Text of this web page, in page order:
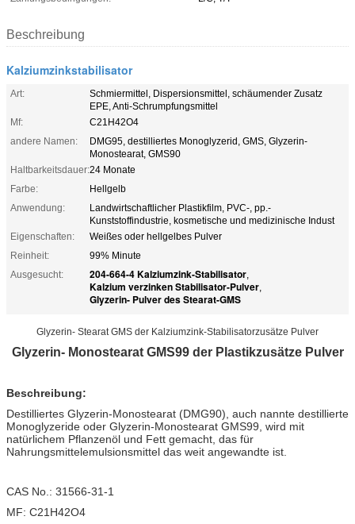
Beschreibung
Kalziumzinkstabilisator
Art:
Schmiermittel, Dispersionsmittel, schäumender Zusatz
EPE, Anti-Schrumpfungsmittel
Mf:
C21H42O4
andere Namen:
DMG95, destilliertes Monoglyzerid, GMS, Glyzerin-
Monostearat, GMS90
Haltbarkeitsdauer:24 Monate
Farbe:
Hellgelb
Anwendung:
Landwirtschaftlicher Plastikfilm, PVC-, pp.-
Kunststoffindustrie, kosmetische und medizinische Indust
Eigenschaften:
Weißes oder hellgelbes Pulver
Reinheit:
99% Minute
Ausgesucht:
204-664-4 Kalziumzink-Stabilisator,
Kalzium verzinken Stabilisator-Pulver,
Glyzerin- Pulver des Stearat-GMS
Glyzerin- Stearat GMS der Kalziumzink-Stabilisatorzusätze Pulver
Glyzerin- Monostearat GMS99 der Plastikzusätze Pulver
Beschreibung:
Destilliertes Glyzerin-Monostearat (DMG90), auch nannte destillierte
Monoglyzeride oder Glyzerin-Monostearat GMS99, wird mit
natürlichem Pflanzenöl und Fett gemacht, das für
Nahrungsmittelemulsionsmittel das weit angewandte ist.
CAS No.: 31566-31-1
MF: C21H42O4